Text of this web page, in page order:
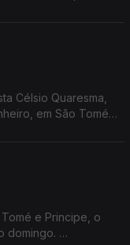
Célsio Quaresma,
em São Tomé
e Principe, o
domingo.